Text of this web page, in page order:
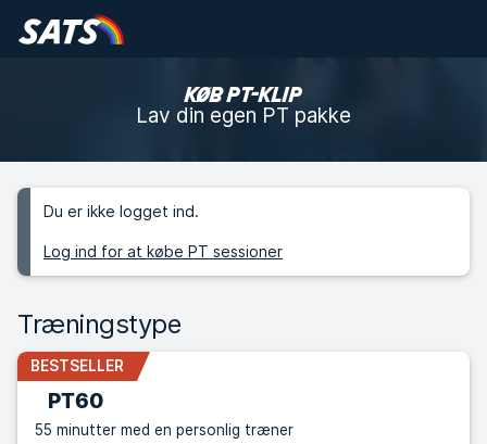
KØB PT-KLIP
Lav din egen PT pakke
Du er ikke logget ind.
Log ind for at købe PT sessioner
Træningstype
PT60
BESTSELLER
55 minutter med en personlig træner